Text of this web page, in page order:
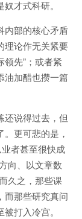
才式科研。
内部的核心矛盾
理论作无关紧要
领先”；或者紧
油加醋也攒一篇
还说得过去，但
更可悲的是，
者甚至很快成
向、以文章数
久之，那些课
而那些研究真问
打入冷宫。